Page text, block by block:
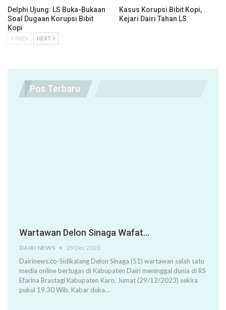
Delphi Ujung: LS Buka-Bukaan
Soal Dugaan Korupsi Bibit
Kopi
Kasus Korupsi Bibit Kopi,
Kejari Dairi Tahan LS
PREV NEXT
Pos Terbaru
Wartawan Delon Sinaga Wafat…
DAIRI NEWS 29 Dec 2023
Dairinews.co-Sidikalang Delon Sinaga (51) wartawan salah satu
media online bertugas di Kabupaten Dairi meninggal dunia di RS
Efarina Brastagi Kabupaten Karo, Jumat (29/12/2023) sekira
pukul 19.30 Wib. Kabar duka…